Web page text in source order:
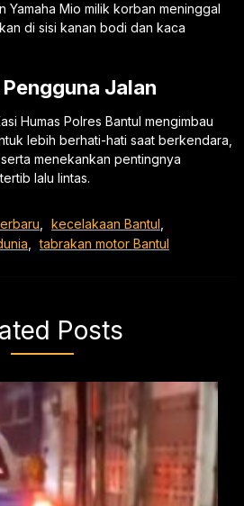
Yamaha Mio milik korban meninggal
di sisi kanan bodi dan kaca
Jalan
Humas Polres Bantul mengimbau
lebih berhati-hati saat berkendara,
menekankan pentingnya
lalu lintas.
kecelakaan Bantul
tabrakan motor Bantul
Posts